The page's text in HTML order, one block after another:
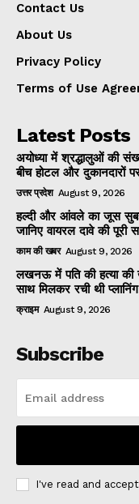
Contact Us
About Us
Privacy Policy
Terms of Use
Latest Posts
अयोध्या में श्रद्धालुओं की
बीच होटल और दुकानदारों
उत्तर प्रदेश August 9, 2026
हल्दी और आंवले का जूस
जानिए वायरल दावे की पूरी
काम की खबर August 9, 2026
लखनऊ में पति की हत्या की
साथ मिलकर रची थी
क्राइम August 9, 2026
Subscribe
I've read and